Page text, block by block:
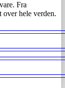
Fra
over hele verden.